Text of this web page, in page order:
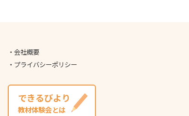
会社概要
プライバシーポリシー
できるびより
教材体験会とは